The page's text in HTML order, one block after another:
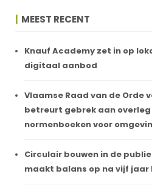
MEEST RECENT
Knauf Academy zet in op
digitaal aanbod
Vlaamse Raad van de Orde
betreurt gebrek aan overleg
normenboeken voor
Circulair bouwen in de
maakt balans op na vijf jaar